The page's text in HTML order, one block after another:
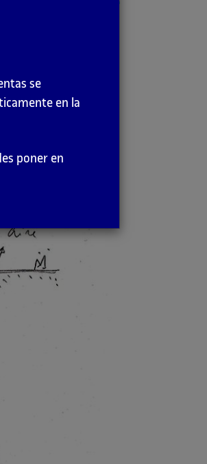
fase responde al
que comunican los
se
en la
poner en